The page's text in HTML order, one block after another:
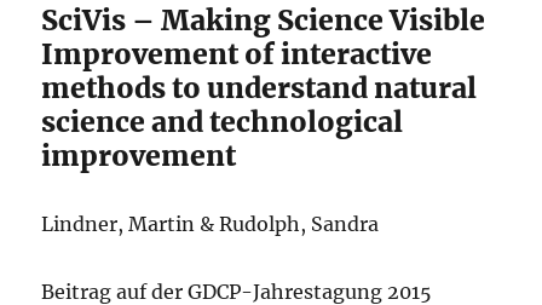
SciVis – Making Science Visible
Improvement of interactive
methods to understand natural
science and technological
improvement
Lindner, Martin & Rudolph, Sandra
Beitrag auf der GDCP-Jahrestagung 2015